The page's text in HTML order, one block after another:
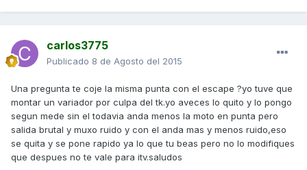
carlos3775
Publicado 8 de Agosto del 2015
Una pregunta te coje la misma punta con el escape ?yo tuve que
montar un variador por culpa del tk.yo aveces lo quito y lo pongo
segun mede sin el todavia anda menos la moto en punta pero
salida brutal y muxo ruido y con el anda mas y menos ruido,eso
se quita y se pone rapido ya lo que tu beas pero no lo modifiques
que despues no te vale para itv.saludos